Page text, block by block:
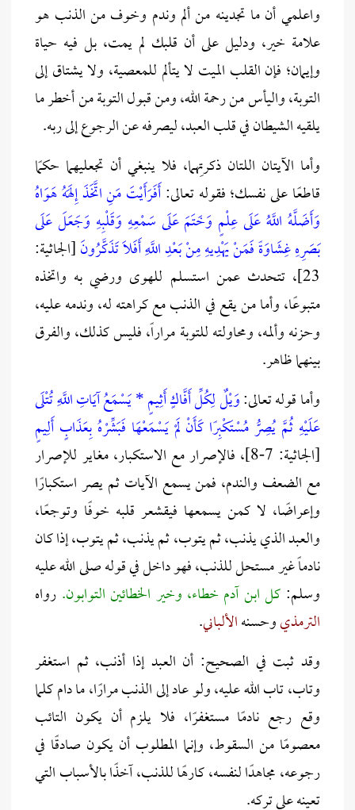
واعلمي أن ما تجدينه من ألم وندم وخوف من الذنب هو
علامة خير، ودليل على أن قلبك لم يمت، بل فيه حياة
وإيمان؛ فإن القلب الميت لا يتألم للمعصية، ولا يشتاق إلى
التوبة، واليأس من رحمة الله، ومن قبول التوبة من أخطر ما
يلقيه الشيطان في قلب العبد، ليصرفه عن الرجوع إلى ربه.
وأما الآيتان اللتان ذكرتِهما، فلا ينبغي أن تجعليهما حكمًا
قاطعًا على نفسك؛ فقوله تعالى:أَفَرَأَيْتَ مَنِ اتَّخَذَ إِلَهَهُ هَوَاهُ
وَأَضَلَّهُ اللَّهُ عَلَى عِلْمٍ وَخَتَمَ عَلَى سَمْعِهِ وَقَلْبِهِ وَجَعَلَ عَلَى
بَصَرِهِ غِشَاوَةً فَمَنْ يَهْدِيهِ مِنْ بَعْدِ اللَّهِ أَفَلَا تَذَكَّرُونَ[الجاثية:
23]، تتحدث عمن استسلم للهوى ورضي به واتخذه
متبوعًا، وأما من يقع في الذنب مع كراهته له، وندمه عليه،
وحزنه وألمه، ومحاولته للتوبة مراراً، فليس كذلك، والفرق
بينهما ظاهر.
وأما قوله تعالى:وَيْلٌ لِكُلِّ أَفَّاكٍ أَثِيمٍ * يَسْمَعُ آيَاتِ اللَّهِ تُتْلَى
عَلَيْهِ ثُمَّ يُصِرُّ مُسْتَكْبِرًا كَأَنْ لَمْ يَسْمَعْهَا فَبَشِّرْهُ بِعَذَابٍ أَلِيمٍ
[الجاثية: 7-8]، فالإصرار مع الاستكبار، مغاير للإصرار
مع الضعف والندم، فمن يسمع الآيات ثم يصر استكبارًا
وإعراضًا، لا كمن يسمعها فيقشعر قلبه خوفًا وتوجعًا،
والعبد الذي يذنب، ثم يتوب، ثم يذنب، ثم يتوب، إذا كان
نادماً غير مستحل للذنب، فهو داخل في قوله صلى الله عليه
وسلم: كل ابن آدم خطاء، وخير الخطائين التوابون. رواه
الترمذيوحسنهالألباني.
وقد ثبت في الصحيح: أن العبد إذا أذنب، ثم استغفر
وتاب، تاب الله عليه، ولو عاد إلى الذنب مرارًا، ما دام كلما
وقع رجع نادمًا مستغفرًا، فلا يلزم أن يكون التائب
معصومًا من السقوط، وإنما المطلوب أن يكون صادقًا في
رجوعه، مجاهدًا لنفسه، كارهًا للذنب، آخذًا بالأسباب التي
تعينه على تركه.